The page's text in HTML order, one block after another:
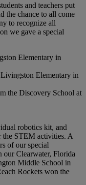
and teachers put
the chance to all come
to recognize all
we gave a special
Elementary in
Elementary in
the Discovery School at
robotics kit, and
the STEM activities. A
of our special
our Clearwater, Florida
Middle School in
Rockets won the